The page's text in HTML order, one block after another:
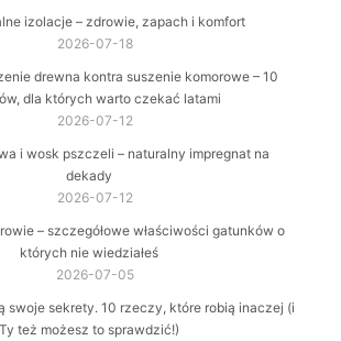
izolacje – zdrowie, zapach i komfort
2026-07-18
drewna kontra suszenie komorowe – 10
dla których warto czekać latami
2026-07-12
i wosk pszczeli – naturalny impregnat na
dekady
2026-07-12
– szczegółowe właściwości gatunków o
których nie wiedziałeś
2026-07-05
swoje sekrety. 10 rzeczy, które robią inaczej (i
Ty też możesz to sprawdzić!)